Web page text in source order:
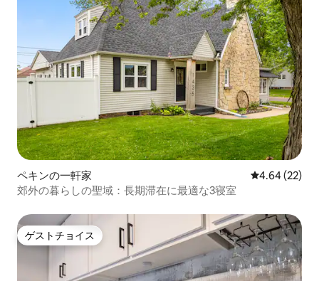
ペキンの一軒家 レビュー22
4.64 (22)
郊外の暮らしの聖域：長期滞在に最適な3寝室
ゲストチョイス
ゲストチョイス